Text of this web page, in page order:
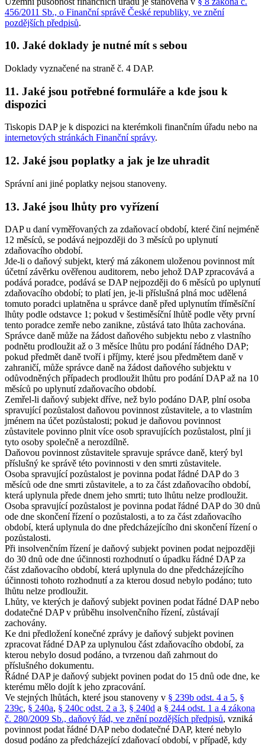
456/2011 Sb., o Finanční správě České republiky, ve znění
pozdějších předpisů.
10. Jaké doklady je nutné mít s sebou
Doklady vyznačené na straně č. 4 DAP.
11. Jaké jsou potřebné formuláře a kde jsou k
dispozici
Tiskopis DAP je k dispozici na kterémkoli finančním úřadu nebo na
internetových stránkách Finanční správy.
12. Jaké jsou poplatky a jak je lze uhradit
Správní ani jiné poplatky nejsou stanoveny.
13. Jaké jsou lhůty pro vyřízení
DAP u daní vyměřovaných za zdaňovací období, které činí nejméně
12 měsíců, se podává nejpozději do 3 měsíců po uplynutí
zdaňovacího období.
Jde-li o daňový subjekt, který má zákonem uloženou povinnost mít
účetní závěrku ověřenou auditorem, nebo jehož DAP zpracovává a
podává poradce, podává se DAP nejpozději do 6 měsíců po uplynutí
zdaňovacího období; to platí jen, je-li příslušná plná moc udělená
tomuto poradci uplatněna u správce daně před uplynutím tříměsíční
lhůty podle odstavce 1; pokud v šestiměsíční lhůtě podle věty první
tento poradce zemře nebo zanikne, zůstává tato lhůta zachována.
Správce daně může na žádost daňového subjektu nebo z vlastního
podnětu prodloužit až o 3 měsíce lhůtu pro podání řádného DAP;
pokud předmět daně tvoří i příjmy, které jsou předmětem daně v
zahraničí, může správce daně na žádost daňového subjektu v
odůvodněných případech prodloužit lhůtu pro podání DAP až na 10
měsíců po uplynutí zdaňovacího období.
Zemřel-li daňový subjekt dříve, než bylo podáno DAP, plní osoba
spravující pozůstalost daňovou povinnost zůstavitele, a to vlastním
jménem na účet pozůstalosti; pokud je daňovou povinnost
zůstavitele povinno plnit více osob spravujících pozůstalost, plní ji
tyto osoby společně a nerozdílně.
Daňovou povinnost zůstavitele spravuje správce daně, který byl
příslušný ke správě této povinnosti v den smrti zůstavitele.
Osoba spravující pozůstalost je povinna podat řádné DAP do 3
měsíců ode dne smrti zůstavitele, a to za část zdaňovacího období,
která uplynula přede dnem jeho smrti; tuto lhůtu nelze prodloužit.
Osoba spravující pozůstalost je povinna podat řádné DAP do 30 dnů
ode dne skončení řízení o pozůstalosti, a to za část zdaňovacího
období, která uplynula do dne předcházejícího dni skončení řízení o
pozůstalosti.
Při insolvenčním řízení je daňový subjekt povinen podat nejpozději
do 30 dnů ode dne účinnosti rozhodnutí o úpadku řádné DAP za
část zdaňovacího období, která uplynula do dne předcházejícího
účinnosti tohoto rozhodnutí a za kterou dosud nebylo podáno; tuto
lhůtu nelze prodloužit.
Lhůty, ve kterých je daňový subjekt povinen podat řádné DAP nebo
dodatečné DAP v průběhu insolvenčního řízení, zůstávají
zachovány.
Ke dni předložení konečné zprávy je daňový subjekt povinen
zpracovat řádné DAP za uplynulou část zdaňovacího období, za
kterou nebylo dosud podáno, a tvrzenou daň zahrnout do
příslušného dokumentu.
Řádné DAP je daňový subjekt povinen podat do 15 dnů ode dne, ke
kterému mělo dojít k jeho zpracování.
Ve stejných lhůtách, které jsou stanoveny v § 239b odst. 4 a 5, §
239c, § 240a, § 240c odst. 2 a 3, § 240d a § 244 odst. 1 a 4 zákona
č. 280/2009 Sb., daňový řád, ve znění pozdějších předpisů, vzniká
povinnost podat řádné DAP nebo dodatečné DAP, které nebylo
dosud podáno za předcházející zdaňovací období, v případě, kdy